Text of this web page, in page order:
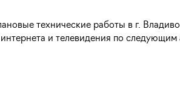
технические работы в г.
и телевидения по следующим